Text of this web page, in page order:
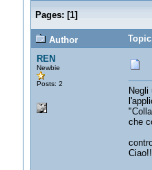
Pages: [1]
Author
REN
Newbie
Posts: 2
che